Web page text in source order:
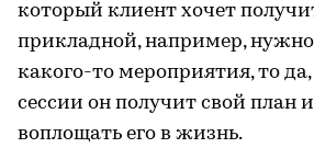
который клиент хочет
прикладной, например, нужно
какого-то мероприятия, то
сессии он получит свой план
воплощать его в жизнь.